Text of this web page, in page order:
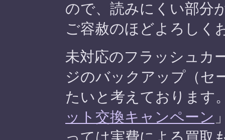
ので、読みにくい部分
ご容赦のほどよろしく
未対応のフラッシュカ
ジのバックアップ（セ
たいと考えております
ット交換キャンペーン